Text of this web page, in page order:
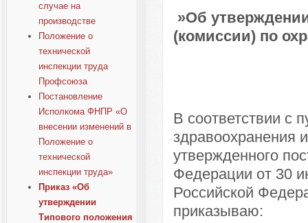
случае на
производстве
Положение о
технической
инспекции труда
Профсоюза
Постановление
Исполкома ФНПР «О
внесении изменений в
Положение о
технической
инспекции труда»
Приказ «Об
утверждении
Типового положения
»Об
(комиссии) по
В соответствии с
здравоохранения
утвержденного
Федерации от 30
Российской
приказываю: